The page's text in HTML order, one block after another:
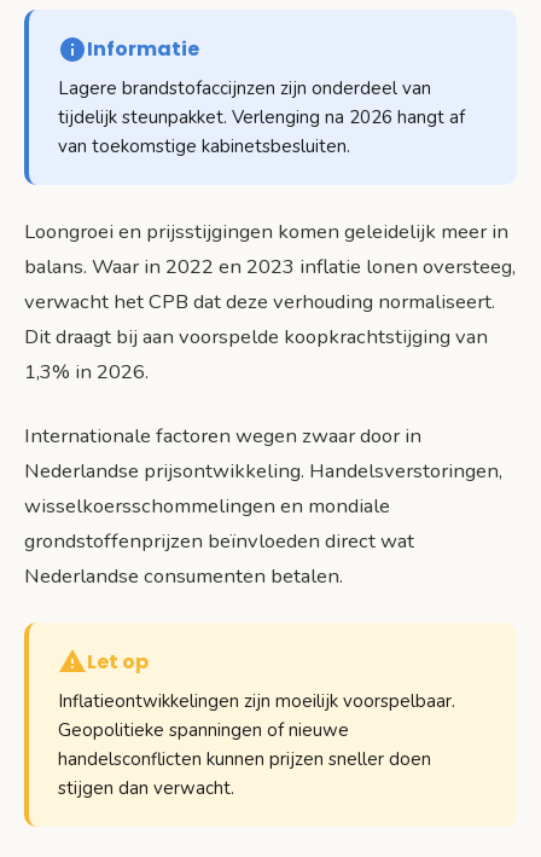
Informatie
Lagere brandstofaccijnzen zijn onderdeel van
tijdelijk steunpakket. Verlenging na 2026 hangt af
van toekomstige kabinetsbesluiten.
Loongroei en prijsstijgingen komen geleidelijk meer in
balans. Waar in 2022 en 2023 inflatie lonen oversteeg,
verwacht het CPB dat deze verhouding normaliseert.
Dit draagt bij aan voorspelde koopkrachtstijging van
1,3% in 2026.
Internationale factoren wegen zwaar door in
Nederlandse prijsontwikkeling. Handelsverstoringen,
wisselkoersschommelingen en mondiale
grondstoffenprijzen beïnvloeden direct wat
Nederlandse consumenten betalen.
Let op
Inflatieontwikkelingen zijn moeilijk voorspelbaar.
Geopolitieke spanningen of nieuwe
handelsconflicten kunnen prijzen sneller doen
stijgen dan verwacht.